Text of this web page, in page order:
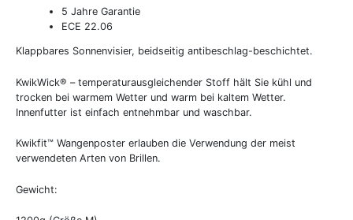
5 Jahre Garantie
ECE 22.06
Klappbares Sonnenvisier, beidseitig antibeschlag-beschichtet.
KwikWick® – temperaturausgleichender Stoff hält Sie kühl und
trocken bei warmem Wetter und warm bei kaltem Wetter.
Innenfutter ist einfach entnehmbar und waschbar.
Kwikfit™ Wangenposter erlauben die Verwendung der meist
verwendeten Arten von Brillen.
Gewicht: